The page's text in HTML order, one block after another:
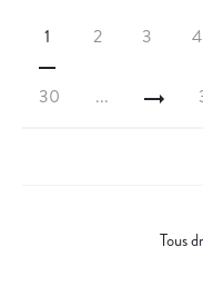
1 2 3 4
30 ...
Tous